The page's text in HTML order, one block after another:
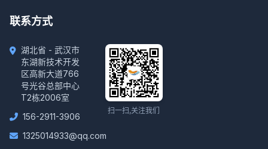
联系方式
湖北省 - 武汉市
东湖新技术开发
区高新大道766
号光谷总部中心
T2栋2006室
156-2911-3906
1325014933@qq.com
扫一扫,关注我们